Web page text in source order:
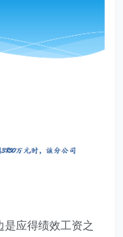
是应得绩效工资之